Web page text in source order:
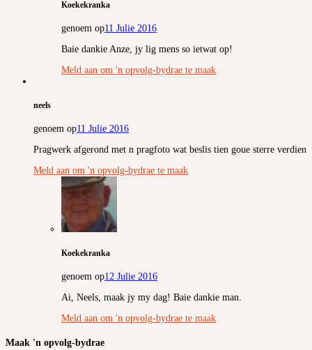
Koekekranka
genoem op11 Julie 2016
Baie dankie Anze, jy lig mens so ietwat op!
Meld aan om 'n opvolg-bydrae te maak
neels
genoem op11 Julie 2016
Pragwerk afgerond met n pragfoto wat beslis tien goue sterre verdien
Meld aan om 'n opvolg-bydrae te maak
Koekekranka
genoem op12 Julie 2016
Ai, Neels, maak jy my dag! Baie dankie man.
Meld aan om 'n opvolg-bydrae te maak
Maak 'n opvolg-bydrae